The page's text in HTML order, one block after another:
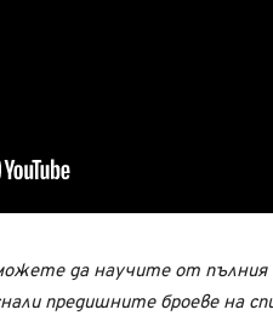
да научите от пълния
предишните броеве на